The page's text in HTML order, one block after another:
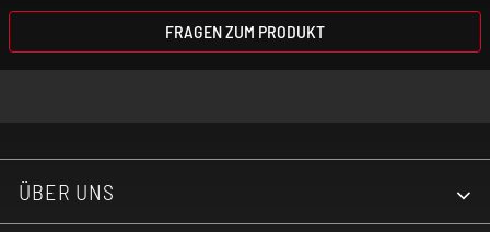
FRAGEN ZUM PRODUKT
ÜBER UNS